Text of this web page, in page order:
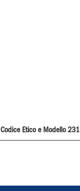
Codice Etico e Modello 231